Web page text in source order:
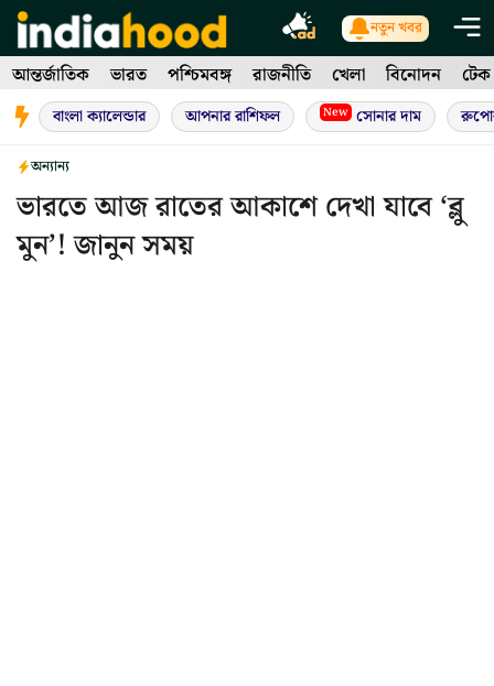
Skip
to
content
নতুন খবর
আন্তর্জাতিক ভারত পশ্চিমবঙ্গ রাজনীতি খেলা বিনোদন টেক
বাংলা ক্যালেন্ডার আপনার রাশিফল New সোনার দাম
অন্যান্য
ভারতে আজ রাতের আকাশে দেখা যাবে ‘ব্লু
মুন’! জানুন সময়